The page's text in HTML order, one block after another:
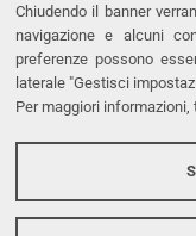
Chiudendo il banner
navigazione e alcuni
preferenze possono
laterale "Gestisci
Per maggiori
Fax. +39
PEC
LINKS
Protezione